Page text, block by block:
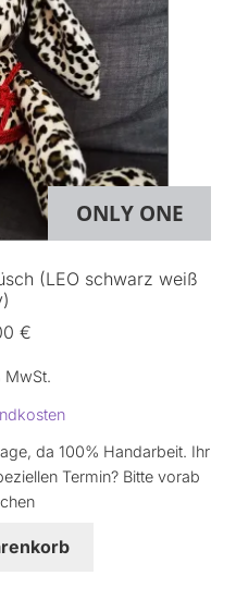
ONLY ONE
(LEO schwarz weiß
€
MwSt.
da 100% Handarbeit. Ihr
Termin? Bitte vorab